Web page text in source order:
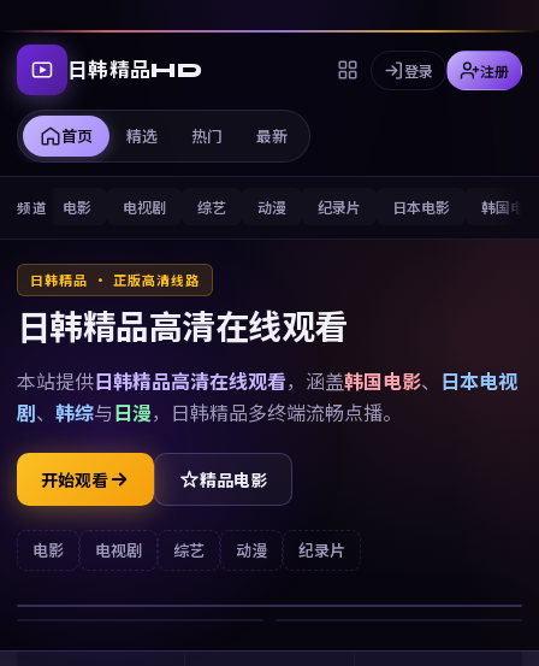
日韩精品HD
首页 精选 热门 最新
登录 注册
频道 电影 电视剧 综艺 动漫 纪录片 日本电影 韩国电影
日韩精品 · 正版高清线路
日韩精品高清在线观看
本站提供日韩精品高清在线观看，涵盖韩国电影、 日本电视
剧、 韩综与日漫， 日韩精品多终端流畅点播。
开始观看 精品电影
电影 电视剧 综艺 动漫 纪录片
云上诗
战争· ⭐7.0